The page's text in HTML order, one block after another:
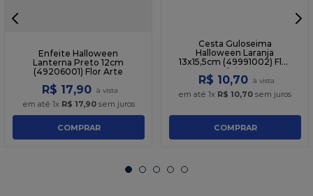
Enfeite Halloween
Lanterna Preto 12cm
(49206001) Flor Arte
R$ 17,90
em até 1x R$ 17,90sem juros
COMPRAR
Cesta Guloseima
Halloween Laranja
13x15,5cm (49991002) Flor
Arte
R$ 10 ,70
COMPRAR